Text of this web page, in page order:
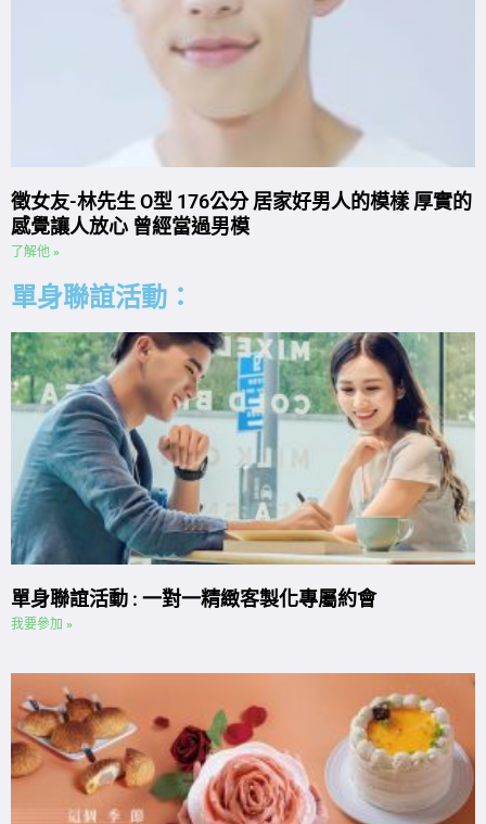
徵女友-林先生 O型 176公分 居家好男人的模樣 厚實的
感覺讓人放心 曾經當過男模
了解他 »
單身聯誼活動：
單身聯誼活動 : 一對一精緻客製化專屬約會
我要參加 »